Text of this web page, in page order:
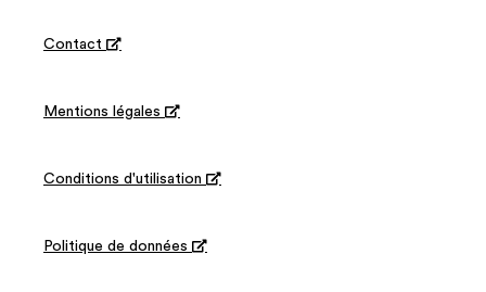
Contact 
Mentions légales 
Conditions d'utilisation 
Politique de données 